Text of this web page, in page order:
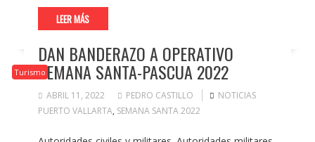
LEER MÁS
Turismo
DAN BANDERAZO A OPERATIVO
SEMANA SANTA-PASCUA 2022
ABRIL 11, 2022 PEDRO CASTILLO
NOTICIAS
PUERTO VALLARTA, SEMANA SANTA 2022